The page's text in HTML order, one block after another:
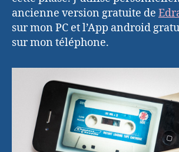
ancienne version gratuite de
sur mon PC et l’App android
sur mon téléphone.